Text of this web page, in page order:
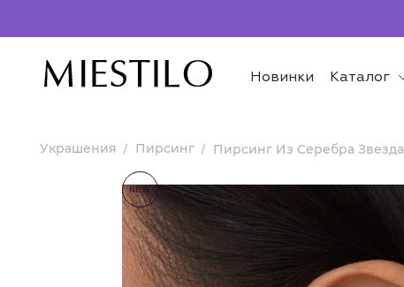
Новинки Каталог
Украшения Пирсинг Пирсинг Из Серебра Звезда
NEW